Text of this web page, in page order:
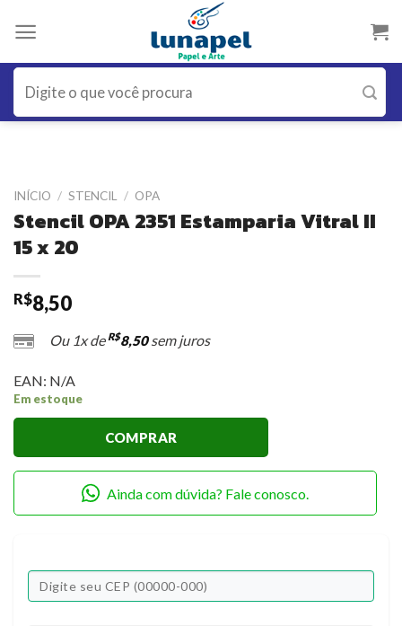
Pesquisar
por:
INÍCIO / STENCIL / OPA
Stencil OPA 2351 Estamparia Vitral II
15 x 20
R$8,50
Ou 1x de R$8,50sem juros
EAN: N/A
Em estoque
COMPRAR
Ainda com dúvida? Fale conosco.